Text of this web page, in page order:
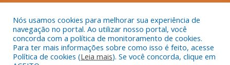
Todos os direitos reservados a Prefeitura Municipal de Anapurus.
Nós usamos cookies para melhorar sua experiência de
navegação no portal. Ao utilizar nosso portal, você
concorda com a política de monitoramento de cookies.
Para ter mais informações sobre como isso é feito, acesse
Política de cookies (Leia mais). Se você concorda, clique em